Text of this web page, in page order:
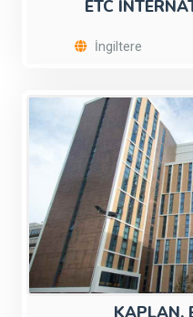
ETC
İngiltere